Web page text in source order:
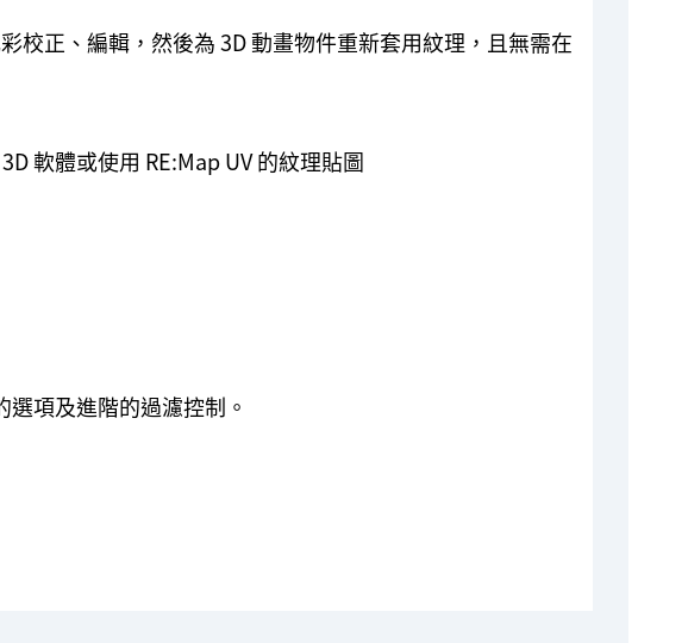
校正、編輯，然後為 3D 動畫物件重新套用紋理，且無需在
軟體或使用 RE:Map UV 的紋理貼圖
項及進階的過濾控制。